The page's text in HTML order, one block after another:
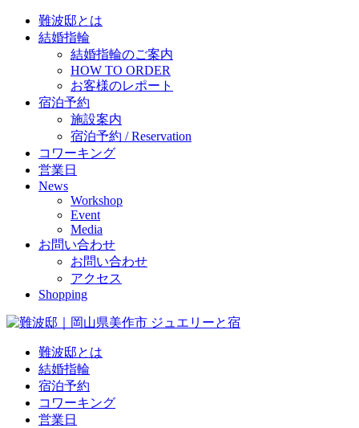
難波邸とは
結婚指輪
結婚指輪のご案内
HOW TO ORDER
お客様のレポート
宿泊予約
施設案内
宿泊予約 / Reservation
コワーキング
営業日
News
Workshop
Event
Media
お問い合わせ
お問い合わせ
アクセス
Shopping
難波邸とは
結婚指輪
宿泊予約
コワーキング
営業日